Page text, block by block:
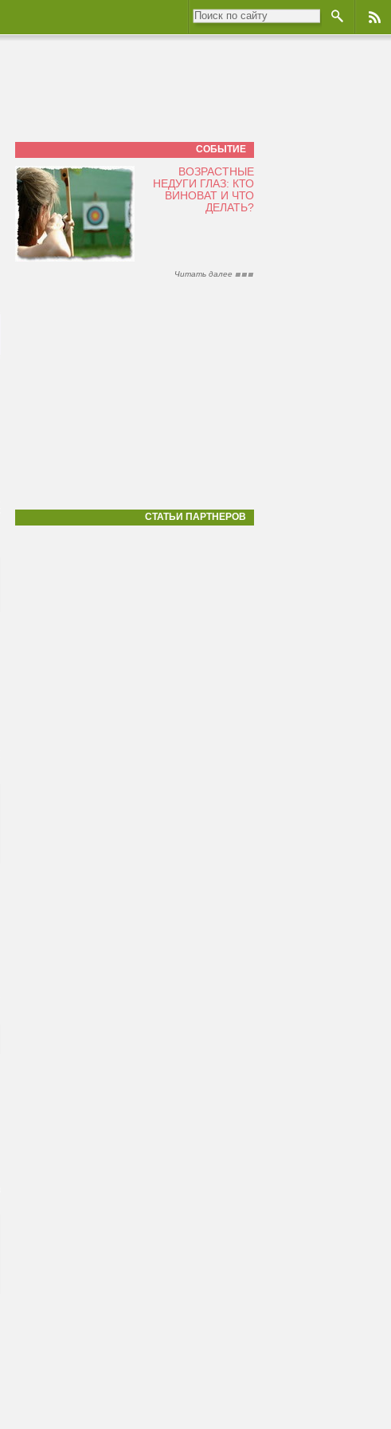
СОБЫТИЕ
ВОЗРАСТНЫЕ
НЕДУГИ ГЛАЗ: КТО
ВИНОВАТ И ЧТО
ДЕЛАТЬ?
Читать далее
СТАТЬИ ПАРТНЕРОВ